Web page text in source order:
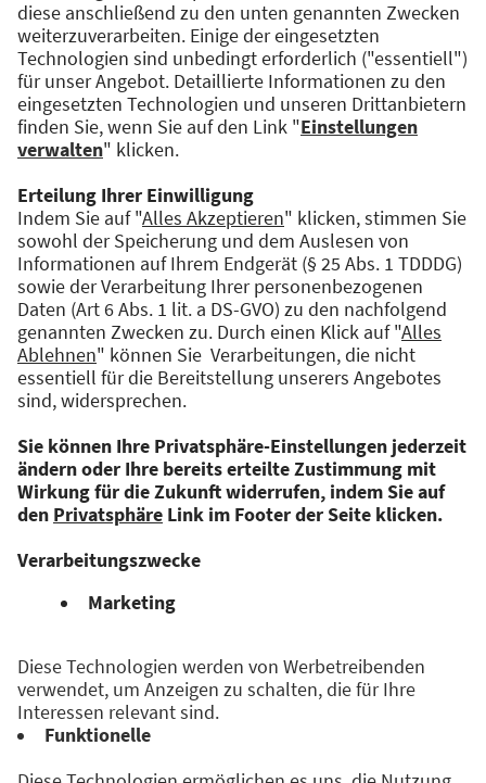
Die Ernennung Prof. Dr. Katharina Beyers als
Lehrstuhlinhaberin und Klinikdirektorin für
Allgemein-, Viszeral-, Transplantations- und
Thoraxchirurgie (AVTT) Mitte letzten Jahres
gilt als Glücksfall für die Augsburger
Profil der 44-Jährigen passt ideal zur
translationalen und interdisziplinären
Forschungsstrategie von Fakultät und Uniklinik
Augsburg. Ihre Schwerpunkte sowohl in der
klinischen als auch in der Forschungsarbeit
umfassen die Weiterentwicklung
minimalinvasiver und robotischer Verfahren in
immunologischen Fragestellungen in der
Tumor- und Transplantationsforschung.
Veranstaltet von: